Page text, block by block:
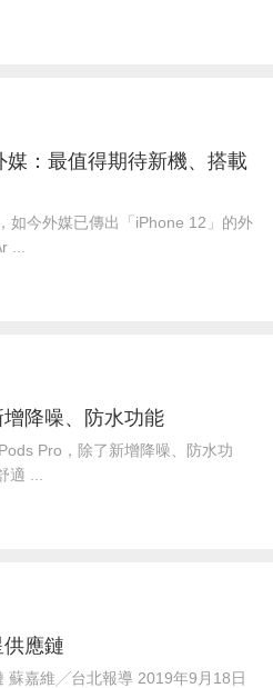
：最值得期待新機、搭載
如今外媒已傳出「iPhone 12」的外
...
降噪、防水功能
Pro，除了新增降噪、防水功
...
應鏈
蘇嘉維╱台北報導 2019年9月18日